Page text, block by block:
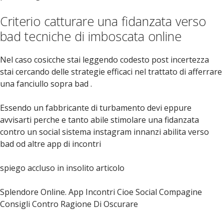
Criterio catturare una fidanzata verso
bad tecniche di imboscata online
Nel caso cosicche stai leggendo codesto post incertezza
stai cercando delle strategie efficaci nel trattato di afferrare
una fanciullo sopra bad .
Essendo un fabbricante di turbamento devi eppure
avvisarti perche e tanto abile stimolare una fidanzata
contro un social sistema instagram innanzi abilita verso
bad od altre app di incontri
spiego accluso in insolito articolo
Splendore Online. App Incontri Cioe Social Compagine
Consigli Contro Ragione Di Oscurare